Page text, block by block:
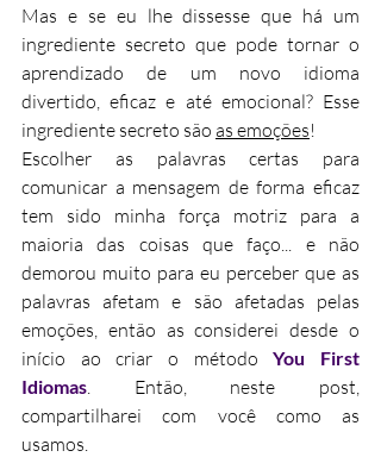
Mas e se eu lhe dissesse que há um
ingrediente secreto que pode tornar o
aprendizado de um novo idioma
divertido, eficaz e até emocional? Esse
ingrediente secreto são as emoções!
Escolher as palavras certas para
comunicar a mensagem de forma eficaz
tem sido minha força motriz para a
maioria das coisas que faço... e não
demorou muito para eu perceber que as
palavras afetam e são afetadas pelas
emoções, então as considerei desde o
início ao criar o método You First
Idiomas. Então, neste post,
compartilharei com você como as
usamos.